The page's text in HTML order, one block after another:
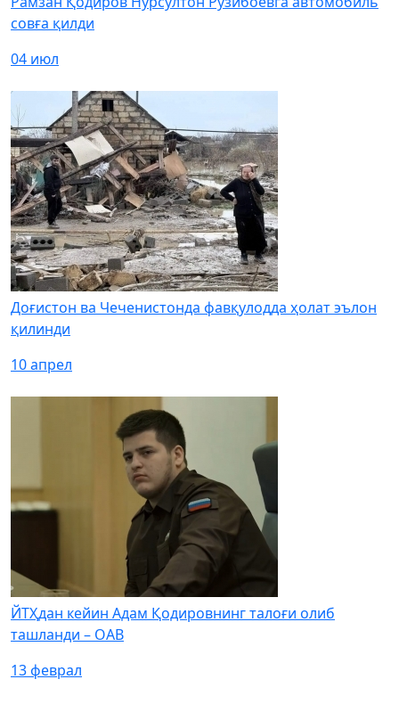
совға қилди
04 июл
Доғистон ва Чеченистонда фавқулодда ҳолат эълон
қилинди
10 апрел
ЙТҲдан кейин Адам Қодировнинг талоғи олиб
ташланди – ОАВ
13 феврал